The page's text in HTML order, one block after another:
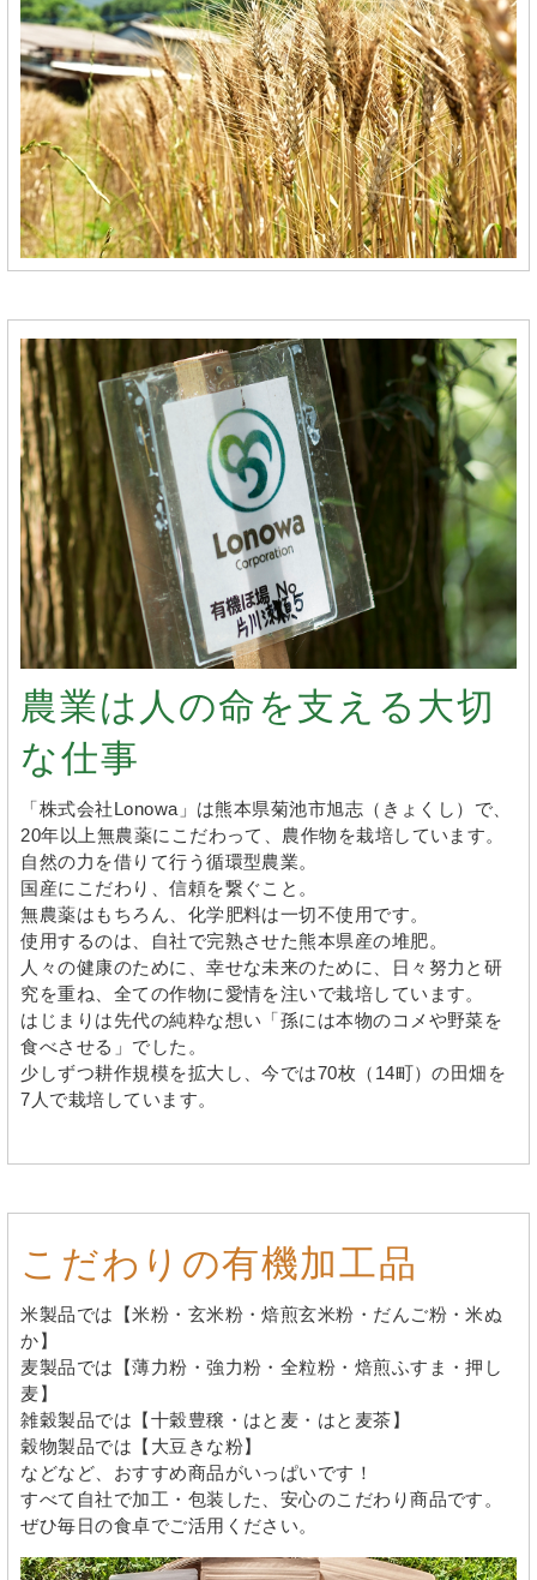
農業は人の命を支える大切
な仕事
「株式会社Lonowa」は熊本県菊池市旭志（きょくし）で、
20年以上無農薬にこだわって、農作物を栽培しています。
自然の力を借りて行う循環型農業。
国産にこだわり、信頼を繋ぐこと。
無農薬はもちろん、化学肥料は一切不使用です。
使用するのは、自社で完熟させた熊本県産の堆肥。
人々の健康のために、幸せな未来のために、日々努力と研
究を重ね、全ての作物に愛情を注いで栽培しています。
はじまりは先代の純粋な想い「孫には本物のコメや野菜を
食べさせる」でした。
少しずつ耕作規模を拡大し、今では70枚（14町）の田畑を
7人で栽培しています。
こだわりの有機加工品
米製品では【米粉・玄米粉・焙煎玄米粉・だんご粉・米ぬ
か】
麦製品では【薄力粉・強力粉・全粒粉・焙煎ふすま・押し
麦】
雑穀製品では【十穀豊穣・はと麦・はと麦茶】
穀物製品では【大豆きな粉】
などなど、おすすめ商品がいっぱいです！
すべて自社で加工・包装した、安心のこだわり商品です。
ぜひ毎日の食卓でご活用ください。